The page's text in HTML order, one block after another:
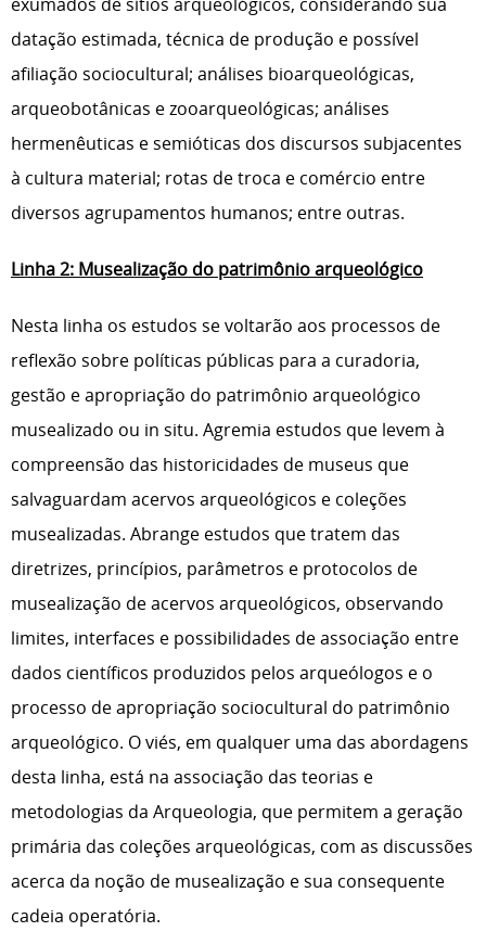
datação estimada, técnica de produção e possível
afiliação sociocultural; análises bioarqueológicas,
arqueobotânicas e zooarqueológicas; análises
hermenêuticas e semióticas dos discursos subjacentes
à cultura material; rotas de troca e comércio entre
diversos agrupamentos humanos; entre outras.
Linha 2: Musealização do patrimônio arqueológico
Nesta linha os estudos se voltarão aos processos de
reflexão sobre políticas públicas para a curadoria,
gestão e apropriação do patrimônio arqueológico
musealizado ou in situ. Agremia estudos que levem à
compreensão das historicidades de museus que
salvaguardam acervos arqueológicos e coleções
musealizadas. Abrange estudos que tratem das
diretrizes, princípios, parâmetros e protocolos de
musealização de acervos arqueológicos, observando
limites, interfaces e possibilidades de associação entre
dados científicos produzidos pelos arqueólogos e o
processo de apropriação sociocultural do patrimônio
arqueológico. O viés, em qualquer uma das abordagens
desta linha, está na associação das teorias e
metodologias da Arqueologia, que permitem a geração
primária das coleções arqueológicas, com as discussões
acerca da noção de musealização e sua consequente
cadeia operatória.